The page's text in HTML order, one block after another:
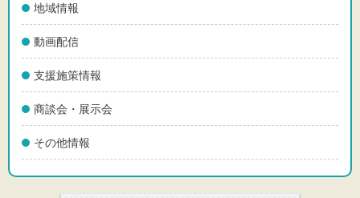
地域情報
動画配信
支援施策情報
商談会・展示会
その他情報